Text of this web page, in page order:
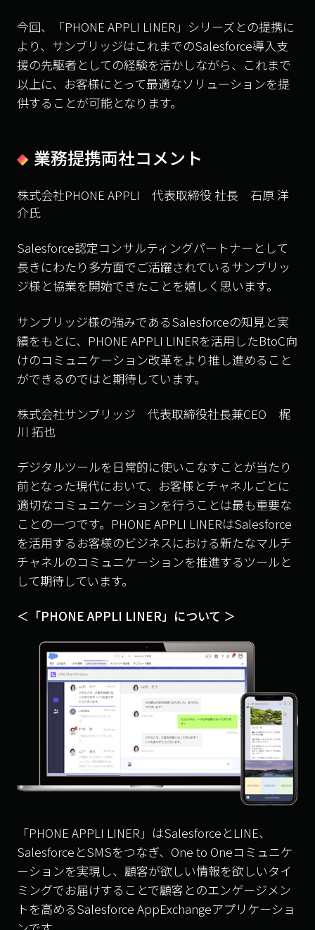
今回、「PHONE APPLI LINER」シリーズとの提携に
より、サンブリッジはこれまでのSalesforce導入支
援の先駆者としての経験を活かしながら、これまで
以上に、お客様にとって最適なソリューションを提
供することが可能となります。
業務提携両社コメント
株式会社PHONE APPLI 代表取締役 社長 石原 洋
介氏
Salesforce認定コンサルティングパートナーとして
長きにわたり多方面でご活躍されているサンブリッ
ジ様と協業を開始できたことを嬉しく思います。
サンブリッジ様の強みであるSalesforceの知見と実
績をもとに、PHONE APPLI LINERを活用したBtoC向
けのコミュニケーション改革をより推し進めること
ができるのではと期待しています。
株式会社サンブリッジ 代表取締役社長兼CEO 梶
川 拓也
デジタルツールを日常的に使いこなすことが当たり
前となった現代において、お客様とチャネルごとに
適切なコミュニケーションを行うことは最も重要な
ことの一つです。PHONE APPLI LINERはSalesforce
を活用するお客様のビジネスにおける新たなマルチ
チャネルのコミュニケーションを推進するツールと
して期待しています。
＜「PHONE APPLI LINER」について ＞
「PHONE APPLI LINER」はSalesforceとLINE、
SalesforceとSMSをつなぎ、One to Oneコミュニケ
ーションを実現し、顧客が欲しい情報を欲しいタイ
ミングでお届けすることで顧客とのエンゲージメン
トを高めるSalesforce AppExchangeアプリケーショ